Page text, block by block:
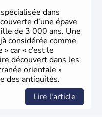
dans
d’une épave
de 3 000 ans. Une
considérée comme
car « c’est le
découvert dans les
orientale »
des antiquités.
Lire l'article